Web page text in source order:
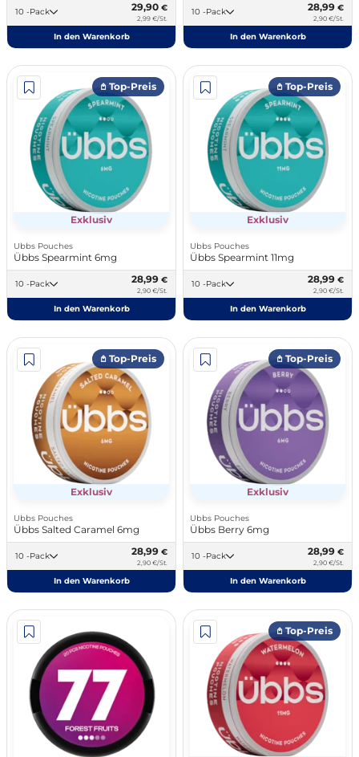
10 -Pack 29,90 €
2,99 €/St.
In den Warenkorb
10 -Pack 28,99 €
2,90 €/St.
In den Warenkorb
𖤘 Top-Preis
Exklusiv
Ubbs Pouches
Übbs Spearmint 6mg
10 -Pack 28,99 €
2,90 €/St.
In den Warenkorb
𖤘 Top-Preis
Exklusiv
Ubbs Pouches
Übbs Spearmint 11mg
10 -Pack 28,99 €
2,90 €/St.
In den Warenkorb
𖤘 Top-Preis
Exklusiv
Ubbs Pouches
Übbs Salted Caramel 6mg
10 -Pack 28,99 €
2,90 €/St.
In den Warenkorb
𖤘 Top-Preis
Exklusiv
Ubbs Pouches
Übbs Berry 6mg
10 -Pack 28,99 €
2,90 €/St.
In den Warenkorb
𖤘 Top-Preis